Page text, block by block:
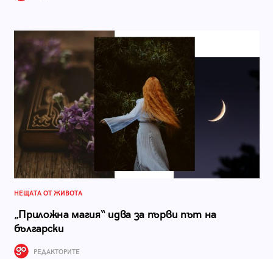
НЕЩАТА ОТ ЖИВОТА
„Приложна магия“ идва за първи път на
български
РЕДАКТОРИТЕ